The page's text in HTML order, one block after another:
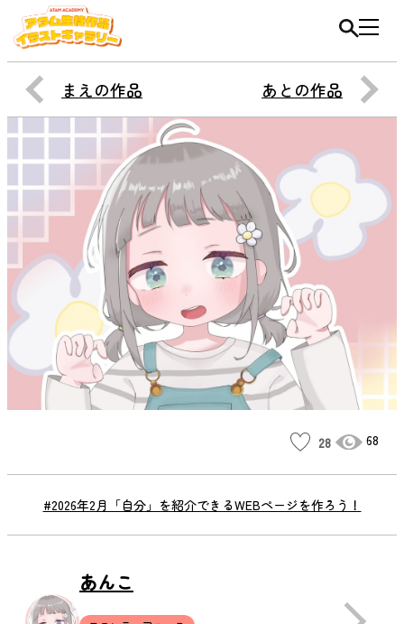
まえの作品 あとの作品
#2026年2月「自分」を紹介できるWEBページを作ろう！
28 68
あんこ